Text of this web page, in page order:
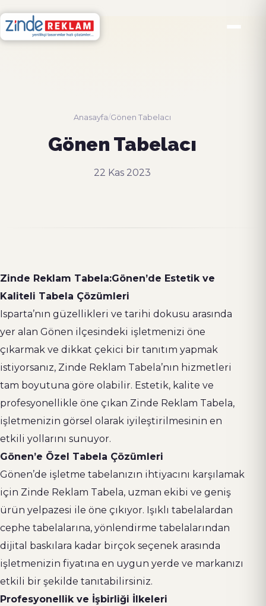
Anasayfa/Gönen Tabelacı
Gönen Tabelacı
22 Kas 2023
Zinde Reklam Tabela:Gönen’de Estetik ve
Kaliteli Tabela Çözümleri
Isparta’nın güzellikleri ve tarihi dokusu arasında
yer alan Gönen ilçesindeki işletmenizi öne
çıkarmak ve dikkat çekici bir tanıtım yapmak
istiyorsanız, Zinde Reklam Tabela’nın hizmetleri
tam boyutuna göre olabilir. Estetik, kalite ve
profesyonellikle öne çıkan Zinde Reklam Tabela,
işletmenizin görsel olarak iyileştirilmesinin en
etkili yollarını sunuyor.
Gönen’e Özel Tabela Çözümleri
Gönen’de işletme tabelanızın ihtiyacını karşılamak
için Zinde Reklam Tabela, uzman ekibi ve geniş
ürün yelpazesi ile öne çıkıyor. Işıklı tabelalardan
cephe tabelalarına, yönlendirme tabelalarından
dijital baskılara kadar birçok seçenek arasında
işletmenizin fiyatına en uygun yerde ve markanızı
etkili bir şekilde tanıtabilirsiniz.
Profesyonellik ve İşbirliği İlkeleri